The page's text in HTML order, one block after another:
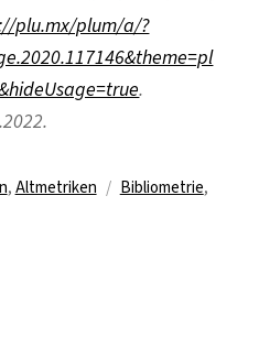
plu.mx/plum/a/?
.
, Altmetriken Schlagwörter
Bibliometrie,